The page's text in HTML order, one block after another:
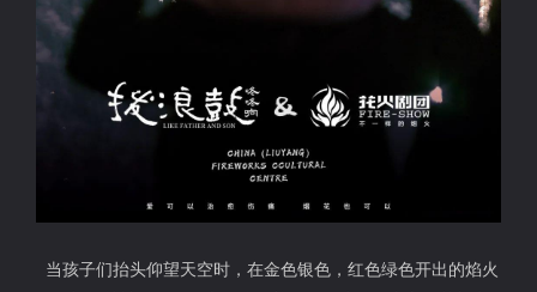
当孩子们抬头仰望天空时，在金色银色，红色绿色开出的焰火